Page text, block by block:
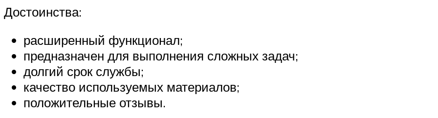
Достоинства:
расширенный функционал;
предназначен для выполнения сложных задач;
долгий срок службы;
качество используемых материалов;
положительные отзывы.